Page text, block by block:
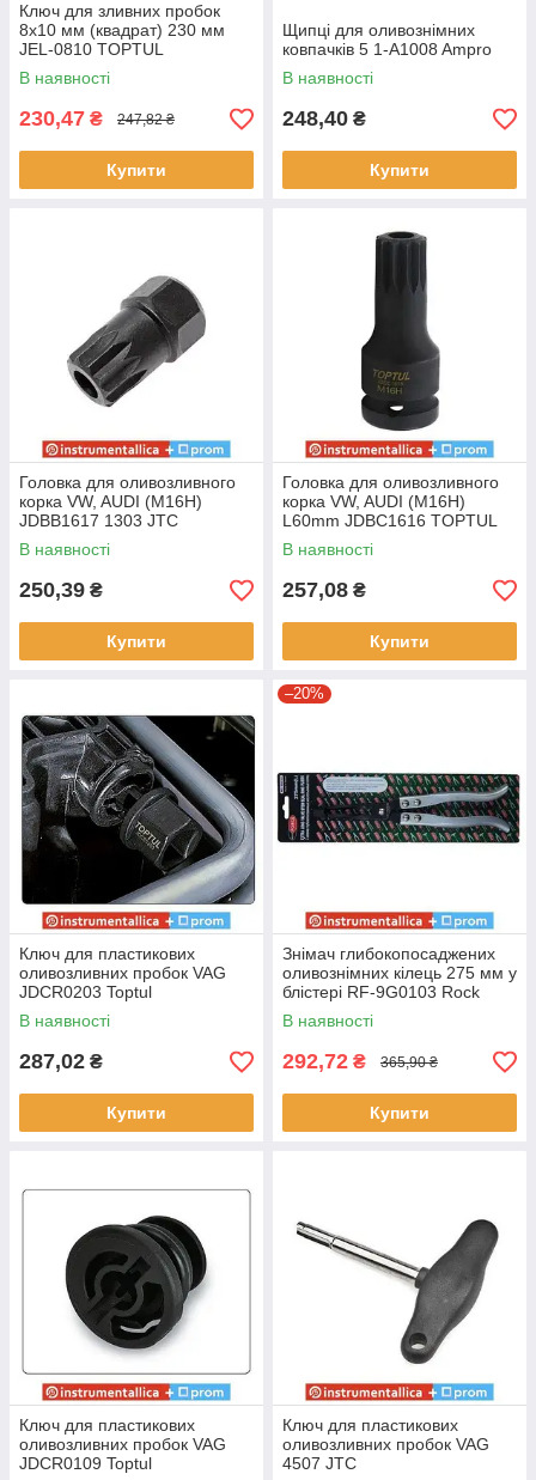
Ключ для зливних пробок
8х10 мм (квадрат) 230 мм
JEL-0810 TOPTUL
В наявності
230,47 ₴ 247,82 ₴
Купити
Щипці для оливознімних
ковпачків 5 1-A1008 Ampro
В наявності
248,40 ₴
Купити
Головка для оливозливного
корка VW, AUDI (M16H)
JDBB1617 1303 JTC
В наявності
250,39 ₴
Купити
Головка для оливозливного
корка VW, AUDI (M16H)
L60mm JDBC1616 TOPTUL
В наявності
257,08 ₴
Купити
Ключ для пластикових
оливозливних пробок VAG
JDCR0203 Toptul
В наявності
287,02 ₴
Купити
–20%
Знімач глибокопосаджених
оливознімних кілець 275 мм у
блістері RF-9G0103 Rock
Force
В наявності
292,72 ₴ 365,90 ₴
Купити
Ключ для пластикових
оливозливних пробок VAG
JDCR0109 Toptul
Ключ для пластикових
оливозливних пробок VAG
4507 JTC